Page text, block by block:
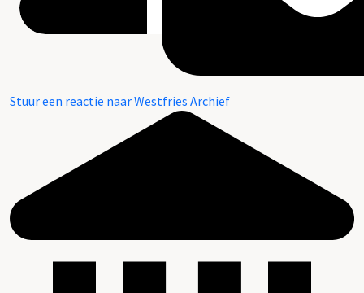
Stuur een reactie naar Westfries Archief